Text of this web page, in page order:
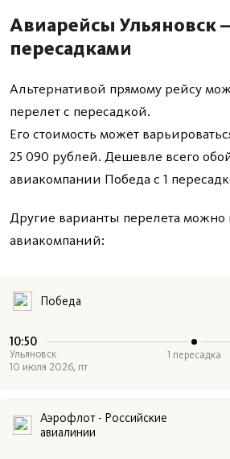
Авиарейсы Ульяновск
пересадками
Альтернативой прямому рейсу
перелет с пересадкой.
Его стоимость может
25 090 рублей. Дешевле всего
авиакомпании Победа с 1
Другие варианты перелета можно
авиакомпаний:
Победа
10:50
1 пересадка
Ульяновск
10 июля 2026, пт
Аэрофлот - Российские
авиалинии